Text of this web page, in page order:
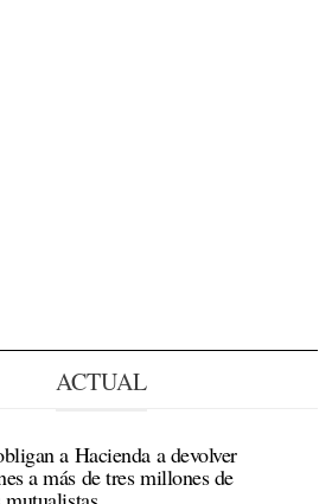
ACTUAL
a Hacienda a devolver
a más de tres millones de